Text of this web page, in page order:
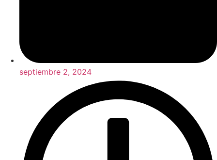
septiembre 2, 2024